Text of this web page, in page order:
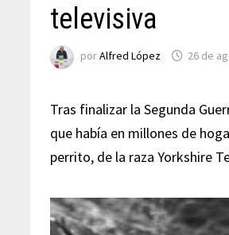
televisiva
porAlfred López 26 de
Tras finalizar la Segunda
que había en millones de
perrito, de la raza Yorkshire